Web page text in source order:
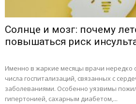
Солнце и мозг: почему
повышаться риск
Именно в жаркие месяцы врачи нередко
числа госпитализаций, связанных с
заболеваниями. Особенно уязвимы
гипертонией, сахарным диабетом,...